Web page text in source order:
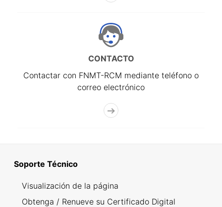
CONTACTO
Contactar con FNMT-RCM mediante teléfono o
correo electrónico
Soporte Técnico
Visualización de la página
Obtenga / Renueve su Certificado Digital